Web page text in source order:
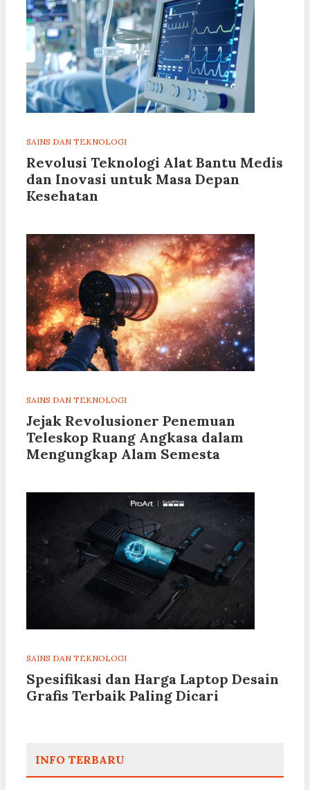
SAINS DAN TEKNOLOGI
Revolusi Teknologi Alat Bantu Medis
dan Inovasi untuk Masa Depan
Kesehatan
SAINS DAN TEKNOLOGI
Jejak Revolusioner Penemuan
Teleskop Ruang Angkasa dalam
Mengungkap Alam Semesta
SAINS DAN TEKNOLOGI
Spesifikasi dan Harga Laptop Desain
Grafis Terbaik Paling Dicari
INFO TERBARU